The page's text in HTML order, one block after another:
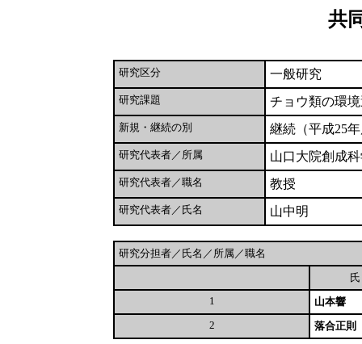
共
研究区分 一般研究
研究課題 チョウ類の環
新規・継続の別 継続（平成25
研究代表者／所属 山口大院創成
研究代表者／職名 教授
研究代表者／氏名 山中明
研究分担者／氏名／所属／職名
1
山本響
2
落合正則